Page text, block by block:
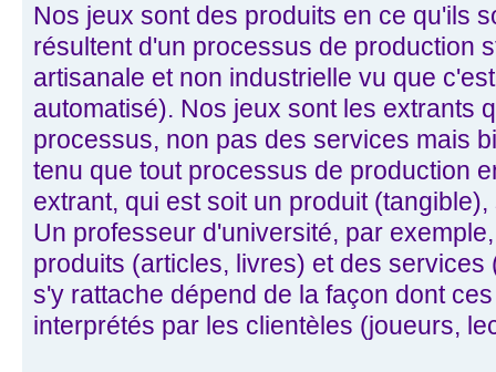
Nos jeux sont des produits en ce qu'ils
résultent d'un processus de production
artisanale et non industrielle vu que
automatisé). Nos jeux sont les extrants
processus, non pas des services mais
tenu que tout processus de production
extrant, qui est soit un produit
Un professeur d'université, par
produits (articles, livres) et des services
s'y rattache dépend de la façon dont
interprétés par les clientèles (joueurs,